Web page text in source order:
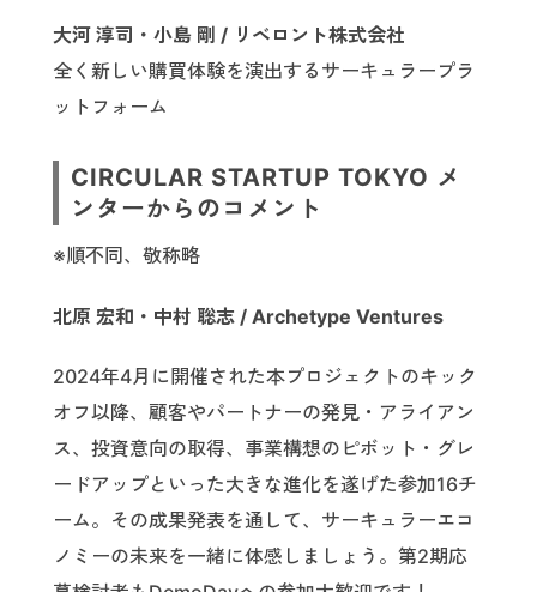
大河 淳司・小島 剛 / リベロント株式会社
全く新しい購買体験を演出するサーキュラープラ
ットフォーム
CIRCULAR STARTUP TOKYO メ
ンターからのコメント
※順不同、敬称略
北原 宏和・中村 聡志 / Archetype Ventures
2024年4月に開催された本プロジェクトのキック
オフ以降、顧客やパートナーの発見・アライアン
ス、投資意向の取得、事業構想のピボット・グレ
ードアップといった大きな進化を遂げた参加16チ
ーム。その成果発表を通して、サーキュラーエコ
ノミーの未来を一緒に体感しましょう。第2期応